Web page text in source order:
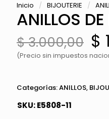
Inicio / BIJOUTERIE /
ANILLOS
$3.000,00 El
$
(Precio sin impuestos
Categorías:ANILLOS,
SKU:E5808-11